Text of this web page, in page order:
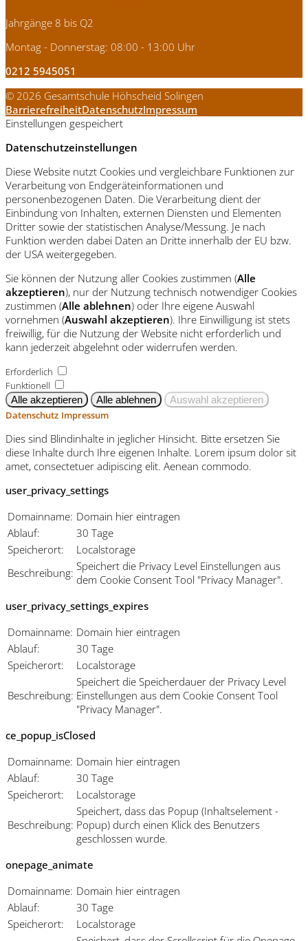
Jahrgänge 8 bis Q2
Montag - Donnerstag: 08:00 - 13:00 Uhr
0212 5945051
© 2026 Gesamtschule Höhscheid Solingen
BarrierefreiheitDatenschutzImpressum
Einstellungen gespeichert
Datenschutzeinstellungen
Diese Website nutzt Cookies und vergleichbare Funktionen zur
Verarbeitung von Endgeräteinformationen und
personenbezogenen Daten. Die Verarbeitung dient der
Einbindung von Inhalten, externen Diensten und Elementen
Dritter sowie der statistischen Analyse/Messung. Je nach
Funktion werden dabei Daten an Dritte innerhalb der EU bzw.
der USA weitergegeben.
Sie können der Nutzung aller Cookies zustimmen (Alle
akzeptieren), nur der Nutzung technisch notwendiger Cookies
zustimmen (Alle ablehnen) oder Ihre eigene Auswahl
vornehmen (Auswahl akzeptieren). Ihre Einwilligung ist stets
freiwillig, für die Nutzung der Website nicht erforderlich und
kann jederzeit abgelehnt oder widerrufen werden.
Erforderlich
Funktionell
Datenschutz Impressum
Dies sind Blindinhalte in jeglicher Hinsicht. Bitte ersetzen Sie
diese Inhalte durch Ihre eigenen Inhalte. Lorem ipsum dolor sit
amet, consectetuer adipiscing elit. Aenean commodo.
user_privacy_settings
Domainname: Domain hier eintragen
Ablauf:
30 Tage
Speicherort:
Localstorage
Beschreibung: Speichert die Privacy Level Einstellungen aus
dem Cookie Consent Tool "Privacy Manager".
user_privacy_settings_expires
Domainname: Domain hier eintragen
Ablauf:
30 Tage
Speicherort:
Localstorage
Beschreibung:
Speichert die Speicherdauer der Privacy Level
Einstellungen aus dem Cookie Consent Tool
"Privacy Manager".
ce_popup_isClosed
Domainname: Domain hier eintragen
Ablauf:
30 Tage
Speicherort:
Localstorage
Beschreibung:
Speichert, dass das Popup (Inhaltselement -
Popup) durch einen Klick des Benutzers
geschlossen wurde.
onepage_animate
Domainname: Domain hier eintragen
Ablauf:
30 Tage
Speicherort:
Localstorage